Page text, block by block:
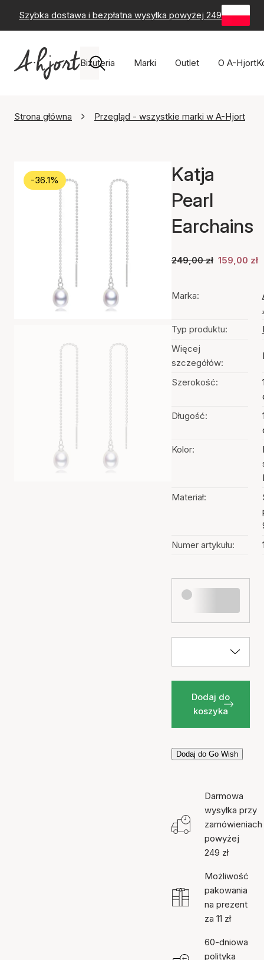
Szybka dostawa i bezpłatna wysyłka powyżej 249 zł -
Biżuteria Marki Outlet O A-Hjort
Strona główna Przegląd - wszystkie marki w A-Hjort
-36.1%
Katja
Pearl
Earchains
249,00 zł 159,00 zł
Marka:
Typ produktu:
Więcej
szczegółów:
Szerokość:
Długość:
Kolor:
Materiał:
Numer artykułu:
Dodaj do
koszyka
Dodaj do Go Wish
Darmowa
wysyłka przy
zamówieniach
powyżej
249 zł
Możliwość
pakowania
na prezent
za 11 zł
60-dniowa
polityka